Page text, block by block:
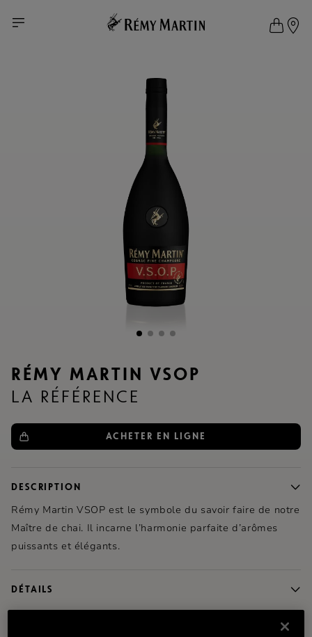
RÉMY MARTIN VSOP
LA RÉFÉRENCE
ACHETER EN LIGNE
DESCRIPTION
Rémy Martin VSOP est le symbole du savoir faire de notre
Maître de chai. Il incarne l’harmonie parfaite d’arômes
puissants et élégants.
DÉTAILS